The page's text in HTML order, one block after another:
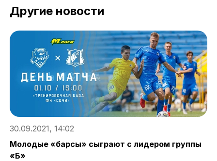
Другие новости
30.09.2021, 14:02
Молодые «барсы» сыграют с лидером группы
«Б»